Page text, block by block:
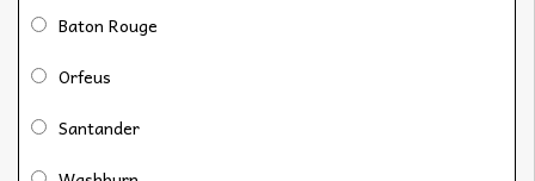
Baton Rouge
Orfeus
Santander